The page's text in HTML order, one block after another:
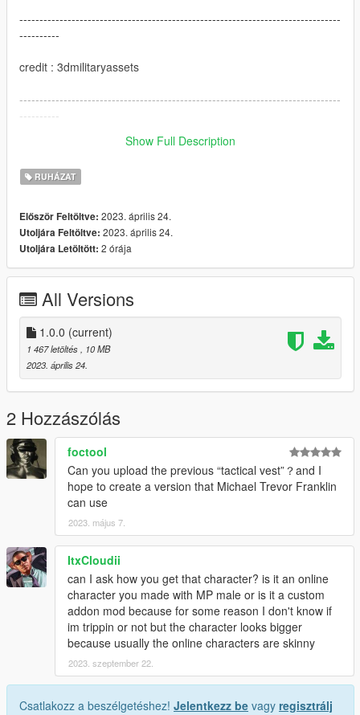
--------------------------------------------------------------------------------
----------
credit : 3dmilitaryassets
--------------------------------------------------------------------------------
----------
I hope you like this modShow Full Description
RUHÁZAT
Először Feltöltve: 2023. április 24.
Utoljára Feltöltve: 2023. április 24.
Utoljára Letöltött: 2 órája
All Versions
1.0.0 (current)
1 467 letöltés
, 10 MB
2023. április 24.
2 Hozzászólás
foctool
Can you upload the previous “tactical vest”？and I
hope to create a version that Michael Trevor Franklin
can use
2023. május 7.
ItxCloudii
can I ask how you get that character? is it an online
character you made with MP male or is it a custom
addon mod because for some reason I don't know if
im trippin or not but the character looks bigger
because usually the online characters are skinny
2023. szeptember 22.
Csatlakozz a beszélgetéshez! Jelentkezz be vagy regisztrálj